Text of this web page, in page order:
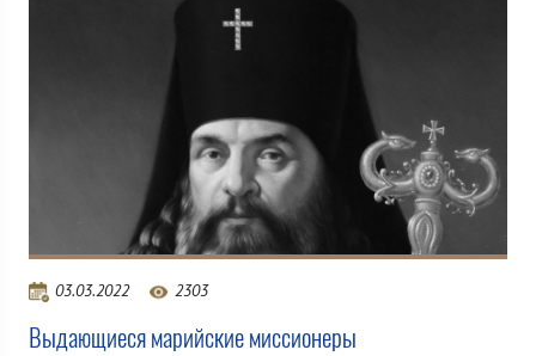
03.03.2022 2303
Выдающиеся марийские миссионеры